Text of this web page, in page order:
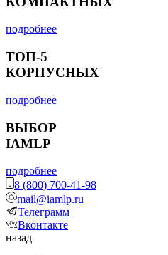
подробнее
ТОП-5
КОРПУСНЫХ
подробнее
ВЫБОР
IAMLP
подробнее
8 (800) 700-41-98
mail@iamlp.ru
Телеграмм
Вконтакте
назад